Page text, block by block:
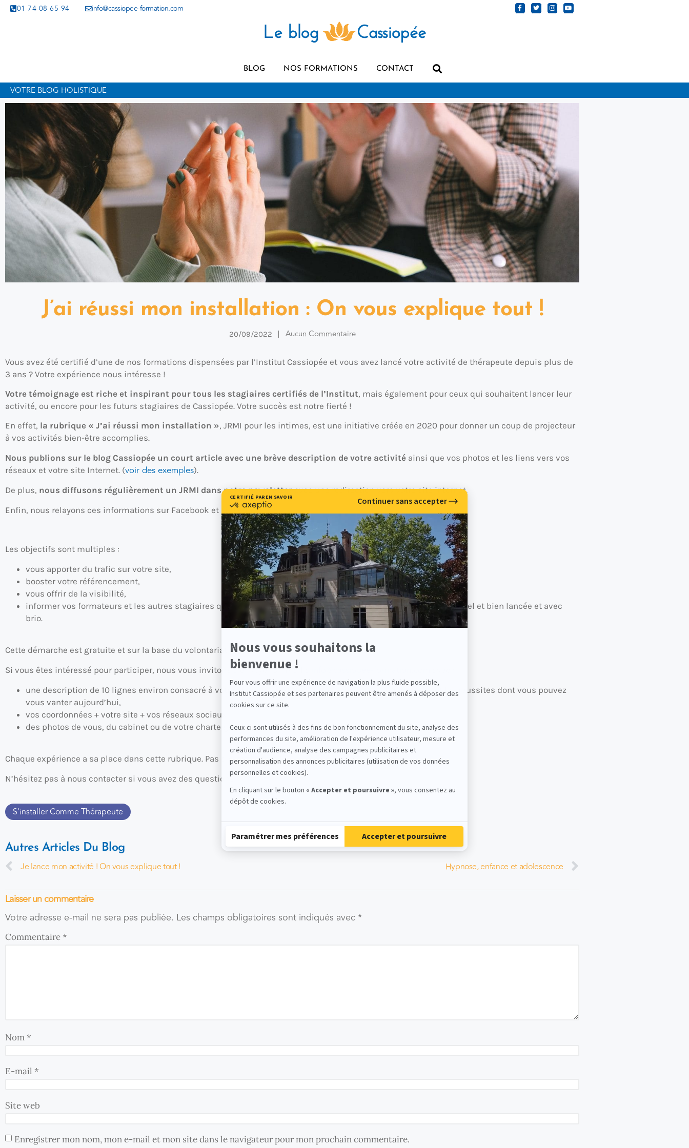
01 74 08 65 94 info@cassiopee-formation.com
BLOG NOS FORMATIONS CONTACT
VOTRE BLOG HOLISTIQUE
J’ai réussi mon installation : On vous explique tout !
20/09/2022 Aucun Commentaire
Vous avez été certifié d’une de nos formations dispensées par l’Institut Cassiopée et vous avez lancé votre activité de thérapeute depuis plus de
3 ans ? Votre expérience nous intéresse !
Votre témoignage est riche et inspirant pour tous les stagiaires certifiés de l’Institut, mais également pour ceux qui souhaitent lancer leur
activité, ou encore pour les futurs stagiaires de Cassiopée. Votre succès est notre fierté !
En effet, la rubrique « J’ai réussi mon installation », JRMI pour les intimes, est une initiative créée en 2020 pour donner un coup de projecteur
à vos activités bien-être accomplies.
Nous publions sur le blog Cassiopée un court article avec une brève description de votre activité ainsi que vos photos et les liens vers vos
réseaux et votre site Internet. (voir des exemples).
De plus, nous diffusons régulièrement un JRMI dans notre newsletteravec une redirection vers votre site internet.
Enfin, nous relayons ces informations sur Facebook et LinkedIn.
Les objectifs sont multiples :
vous apporter du trafic sur votre site,
booster votre référencement,
vous offrir de la visibilité,
informer vos formateurs et les autres stagiaires que vous avez rencontré chez Cassiopée que votre activité est bel et bien lancée et avec
brio.
Cette démarche est gratuite et sur la base du volontariat.
Si vous êtes intéressé pour participer, nous vous invitons à envoyer un mail à
une description de 10 lignes environ consacré à votre activité, les difficultés que vous avez rencontrées et les réussites dont vous pouvez
vous vanter aujourd’hui,
vos coordonnées + votre site + vos réseaux sociaux
des photos de vous, du cabinet ou de votre charte graphique.
Chaque expérience a sa place dans cette rubrique. Pas d’autocensure ! 😊
N’hésitez pas à nous contacter si vous avez des questions.
S'installer Comme Thérapeute
Autres Articles Du Blog
Je lance mon activité ! On vous explique tout !
Hypnose, enfance et adolescence
Laisser un commentaire
Votre adresse e-mail ne sera pas publiée. Les champs obligatoires sont indiqués avec *
Commentaire*
Nom*
E-mail *
Site web
Enregistrer mon nom, mon e-mail et mon site dans le navigateur pour mon prochain commentaire.